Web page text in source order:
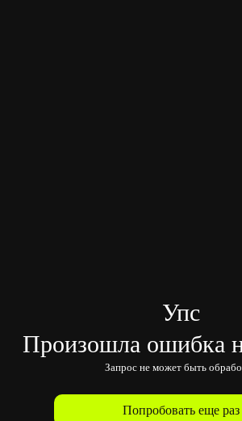
Упс
Произошла ошибка
Запрос не может быть
Попробовать еще раз